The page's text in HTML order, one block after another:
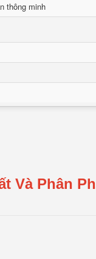
thông minh
Và Phân